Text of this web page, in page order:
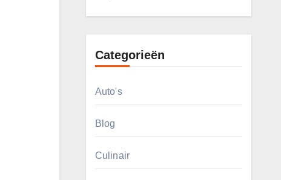
Categorieën
Auto's
Blog
Culinair